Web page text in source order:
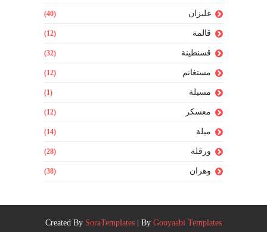
غليزان (40)
قالمة (12)
قسنطينة (32)
مستغانم (12)
مسيلة (1)
معسكر (12)
ميلة (14)
ورقلة (28)
وهران (38)
Created By SoraTemplates | By Gooyaabi Templates